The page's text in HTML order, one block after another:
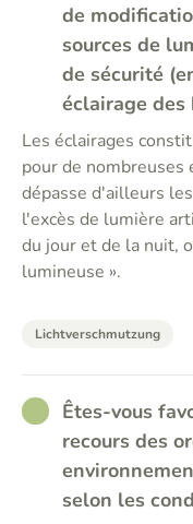
de
sources de
de sécurité
éclairage
Les éclairages
pour de nombreuses
dépasse d'ailleurs
l'excès de lumière
du jour et de la nuit,
lumineuse ».
Lichtverschmutzung
RATHER_GOOD
Êtes-vous
recours des
selon les